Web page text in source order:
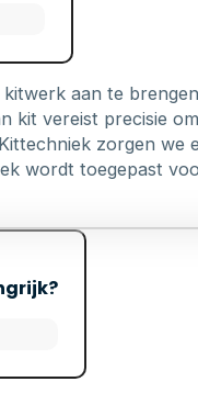
aan te
kit vereist precisie
zorgen
wordt toegepast